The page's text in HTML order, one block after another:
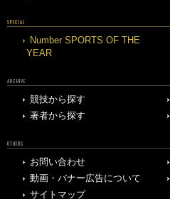
SPECIAL
Number SPORTS OF THE
YEAR
ARCHIVE
競技から探す
著者から探す
OTHERS
お問い合わせ
動画・バナー広告について
サイトマップ